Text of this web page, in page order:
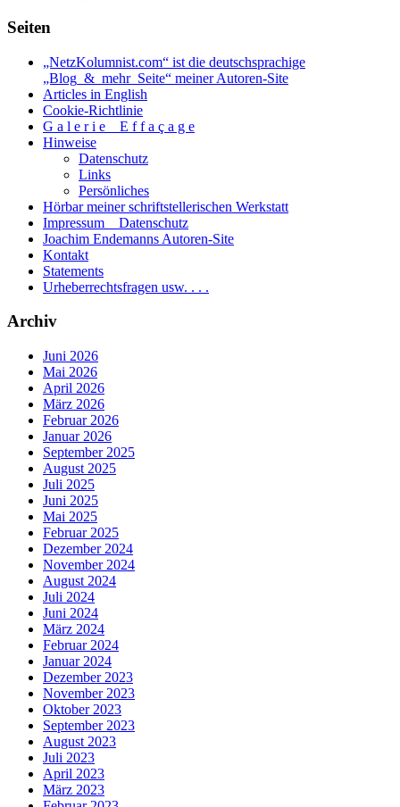
Seiten
„NetzKolumnist.com“ ist die deutschsprachige
„Blog_&_mehr_Seite“ meiner Autoren-Site
Articles in English
Cookie-Richtlinie
G a l e r i e _ E f f a ç a g e
Hinweise
Datenschutz
Links
Persönliches
Hörbar meiner schriftstellerischen Werkstatt
Impressum _ Datenschutz
Joachim Endemanns Autoren-Site
Kontakt
Statements
Urheberrechtsfragen usw. . . .
Archiv
Juni 2026
Mai 2026
April 2026
März 2026
Februar 2026
Januar 2026
September 2025
August 2025
Juli 2025
Juni 2025
Mai 2025
Februar 2025
Dezember 2024
November 2024
August 2024
Juli 2024
Juni 2024
März 2024
Februar 2024
Januar 2024
Dezember 2023
November 2023
Oktober 2023
September 2023
August 2023
Juli 2023
April 2023
März 2023